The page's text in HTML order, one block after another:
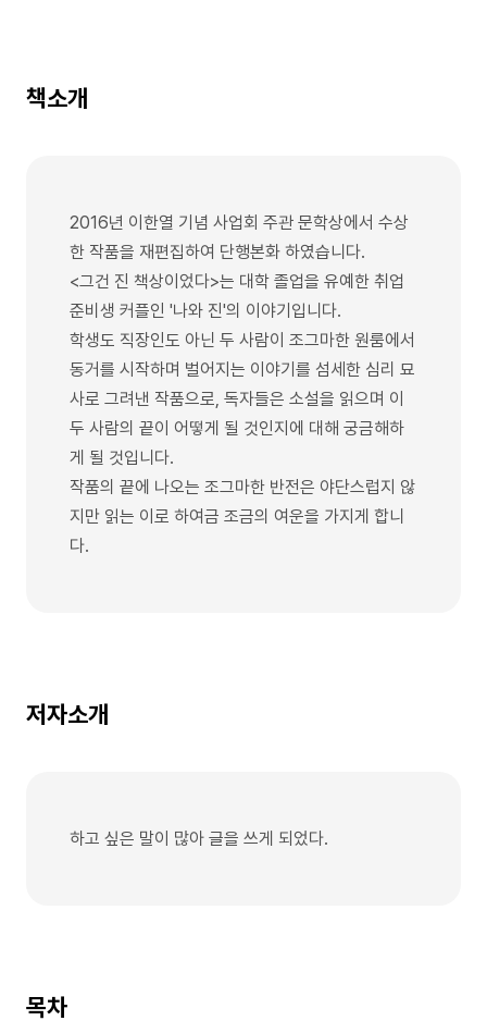
책소개
2016년 이한열 기념 사업회 주관 문학상에서 수상
한 작품을 재편집하여 단행본화 하였습니다.
<그건 진 책상이었다>는 대학 졸업을 유예한 취업
준비생 커플인 '나와 진'의 이야기입니다.
학생도 직장인도 아닌 두 사람이 조그마한 원룸에서
동거를 시작하며 벌어지는 이야기를 섬세한 심리 묘
사로 그려낸 작품으로, 독자들은 소설을 읽으며 이
두 사람의 끝이 어떻게 될 것인지에 대해 궁금해하
게 될 것입니다.
작품의 끝에 나오는 조그마한 반전은 야단스럽지 않
지만 읽는 이로 하여금 조금의 여운을 가지게 합니
다.
저자소개
하고 싶은 말이 많아 글을 쓰게 되었다.
목차